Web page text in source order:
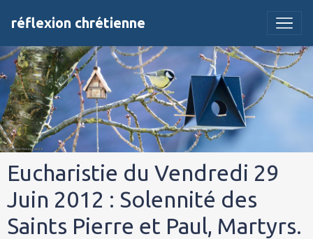
réflexion chrétienne
Eucharistie du Vendredi 29
Juin 2012 : Solennité des
Saints Pierre et Paul, Martyrs.